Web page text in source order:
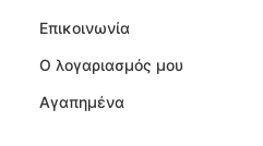
Επικοινωνία
Ο λογαριασμός μου
Αγαπημένα